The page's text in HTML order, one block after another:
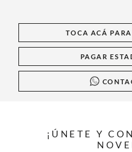
TOCA ACÁ
PAGAR
¡ÚNETE Y